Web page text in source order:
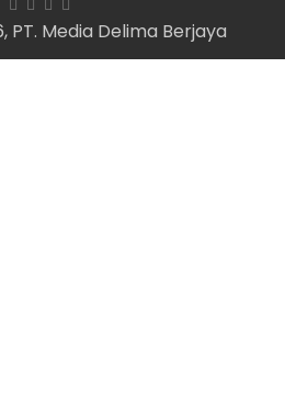
Media Delima Berjaya